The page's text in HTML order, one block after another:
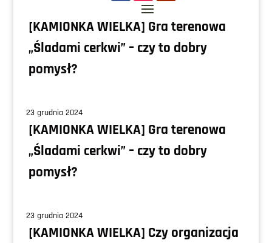
[KAMIONKA WIELKA] Gra terenowa
„Śladami cerkwi” – czy to dobry
pomysł?
23 grudnia 2024
[KAMIONKA WIELKA] Gra terenowa
„Śladami cerkwi” – czy to dobry
pomysł?
23 grudnia 2024
[KAMIONKA WIELKA] Czy organizacja